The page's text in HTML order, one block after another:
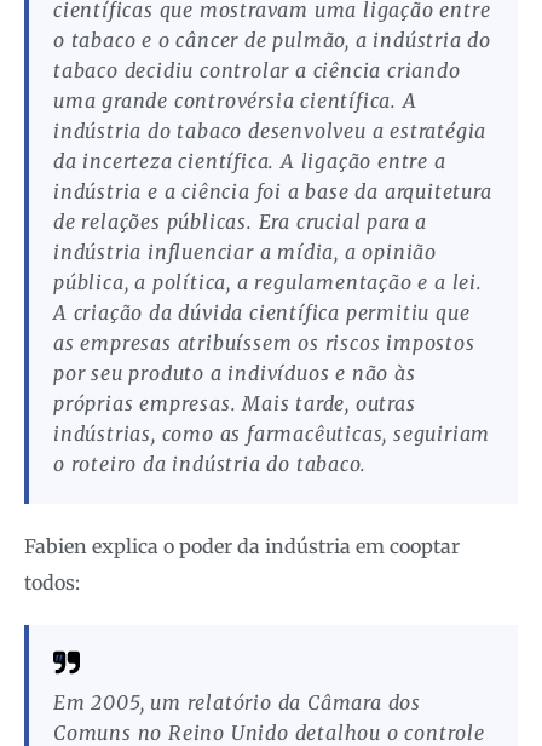
científicas que mostravam uma ligação entre
o tabaco e o câncer de pulmão, a indústria do
tabaco decidiu controlar a ciência criando
uma grande controvérsia científica. A
indústria do tabaco desenvolveu a estratégia
da incerteza científica. A ligação entre a
indústria e a ciência foi a base da arquitetura
de relações públicas. Era crucial para a
indústria influenciar a mídia, a opinião
pública, a política, a regulamentação e a lei.
A criação da dúvida científica permitiu que
as empresas atribuíssem os riscos impostos
por seu produto a indivíduos e não às
próprias empresas. Mais tarde, outras
indústrias, como as farmacêuticas, seguiriam
o roteiro da indústria do tabaco.
Fabien explica o poder da indústria em cooptar
todos:
Em 2005, um relatório da Câmara dos
Comuns no Reino Unido detalhou o controle